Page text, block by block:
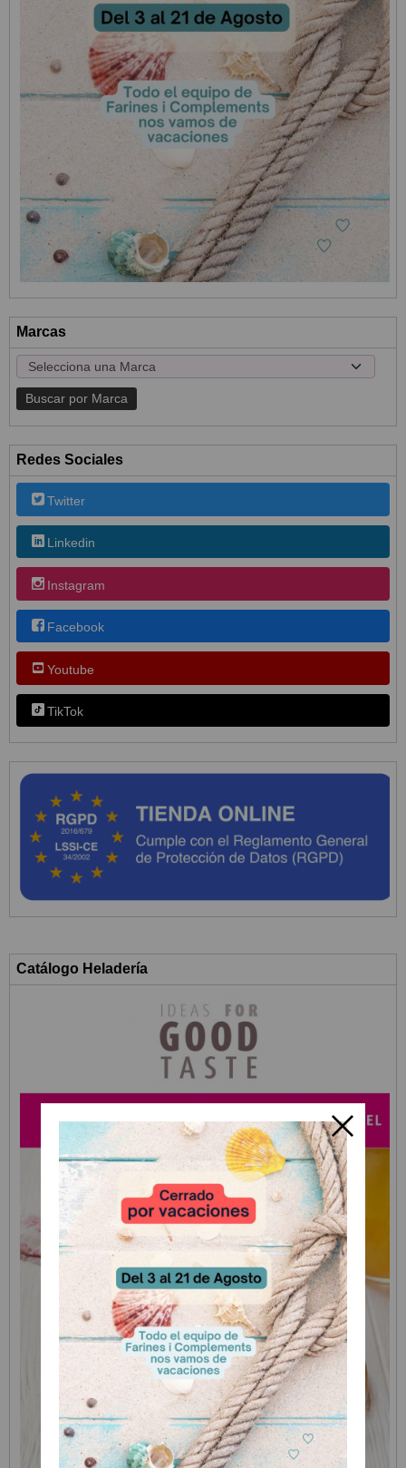
Marcas
Redes Sociales
Twitter
Linkedin
Instagram
Facebook
Youtube
TikTok
Catálogo Heladería